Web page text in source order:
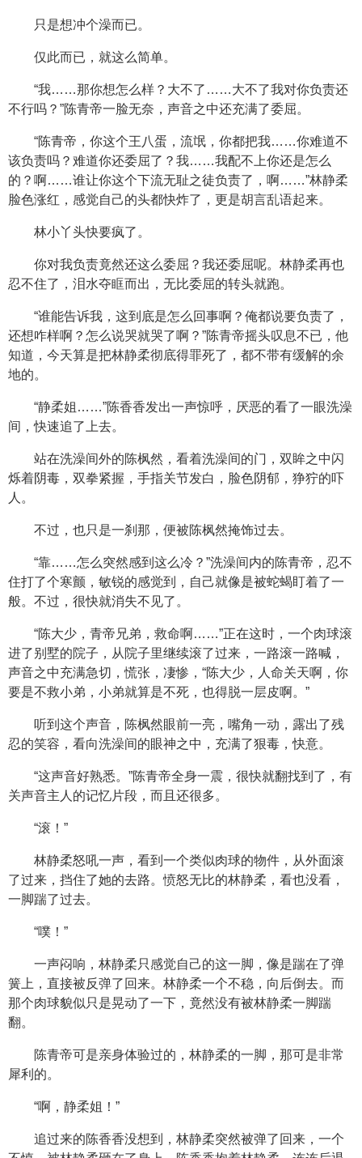
只是想冲个澡而已。
仅此而已，就这么简单。
“我……那你想怎么样？大不了……大不了我对你负责还
不行吗？”陈青帝一脸无奈，声音之中还充满了委屈。
“陈青帝，你这个王八蛋，流氓，你都把我……你难道不
该负责吗？难道你还委屈了？我……我配不上你还是怎么
的？啊……谁让你这个下流无耻之徒负责了，啊……”林静柔
脸色涨红，感觉自己的头都快炸了，更是胡言乱语起来。
林小丫头快要疯了。
你对我负责竟然还这么委屈？我还委屈呢。林静柔再也
忍不住了，泪水夺眶而出，无比委屈的转头就跑。
“谁能告诉我，这到底是怎么回事啊？俺都说要负责了，
还想咋样啊？怎么说哭就哭了啊？”陈青帝摇头叹息不已，他
知道，今天算是把林静柔彻底得罪死了，都不带有缓解的余
地的。
“静柔姐……”陈香香发出一声惊呼，厌恶的看了一眼洗澡
间，快速追了上去。
站在洗澡间外的陈枫然，看着洗澡间的门，双眸之中闪
烁着阴毒，双拳紧握，手指关节发白，脸色阴郁，狰狞的吓
人。
不过，也只是一刹那，便被陈枫然掩饰过去。
“靠……怎么突然感到这么冷？”洗澡间内的陈青帝，忍不
住打了个寒颤，敏锐的感觉到，自己就像是被蛇蝎盯着了一
般。不过，很快就消失不见了。
“陈大少，青帝兄弟，救命啊……”正在这时，一个肉球滚
进了别墅的院子，从院子里继续滚了过来，一路滚一路喊，
声音之中充满急切，慌张，凄惨，“陈大少，人命关天啊，你
要是不救小弟，小弟就算是不死，也得脱一层皮啊。”
听到这个声音，陈枫然眼前一亮，嘴角一动，露出了残
忍的笑容，看向洗澡间的眼神之中，充满了狠毒，快意。
“这声音好熟悉。”陈青帝全身一震，很快就翻找到了，有
关声音主人的记忆片段，而且还很多。
“滚！”
林静柔怒吼一声，看到一个类似肉球的物件，从外面滚
了过来，挡住了她的去路。愤怒无比的林静柔，看也没看，
一脚踹了过去。
“噗！”
一声闷响，林静柔只感觉自己的这一脚，像是踹在了弹
簧上，直接被反弹了回来。林静柔一个不稳，向后倒去。而
那个肉球貌似只是晃动了一下，竟然没有被林静柔一脚踹
翻。
陈青帝可是亲身体验过的，林静柔的一脚，那可是非常
犀利的。
“啊，静柔姐！”
追过来的陈香香没想到，林静柔突然被弹了回来，一个